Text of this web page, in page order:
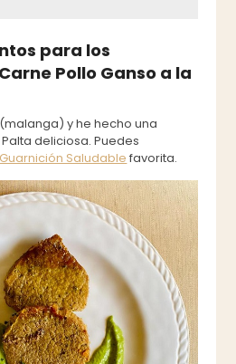
para los
Pollo Ganso a la
y he hecho una
deliciosa. Puedes
Guarnición Saludable favorita.